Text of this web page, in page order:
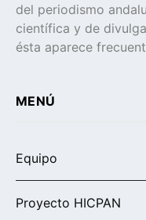
del periodismo
científica y de
ésta aparece
MENÚ
Equipo
Proyecto HICPAN